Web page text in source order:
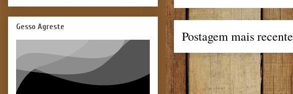
Postagem mais recente
Gesso Agreste